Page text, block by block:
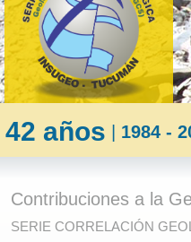
42 años | 1984 -
Contribuciones a la
SERIE CORRELACIÓN